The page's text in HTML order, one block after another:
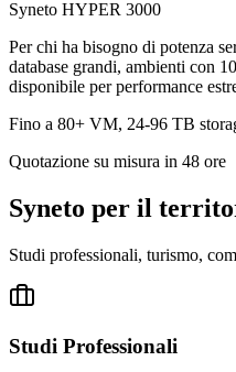
Syneto HYPER 3000
Per chi ha bisogno di potenza
database grandi, ambienti con
disponibile per performance
Fino a 80+ VM, 24-96 TB
Quotazione su misura in 48 ore
Syneto per il
Studi professionali, turismo,
Studi Professionali